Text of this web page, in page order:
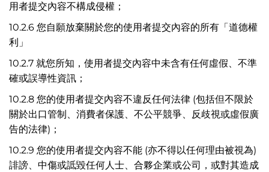
用者提交內容不構成侵權；
10.2.6 您自願放棄關於您的使用者提交內容的所有「道德權
利」
10.2.7 就您所知，使用者提交內容中未含有任何虛假、不準
確或誤導性資訊；
10.2.8 您的使用者提交內容不違反任何法律 (包括但不限於
關於出口管制、消費者保護、不公平競爭、反歧視或虛假廣
告的法律)；
10.2.9 您的使用者提交內容不能 (亦不得以任何理由被視為)
誹謗、中傷或詆毀任何人士、合夥企業或公司，或對其造成